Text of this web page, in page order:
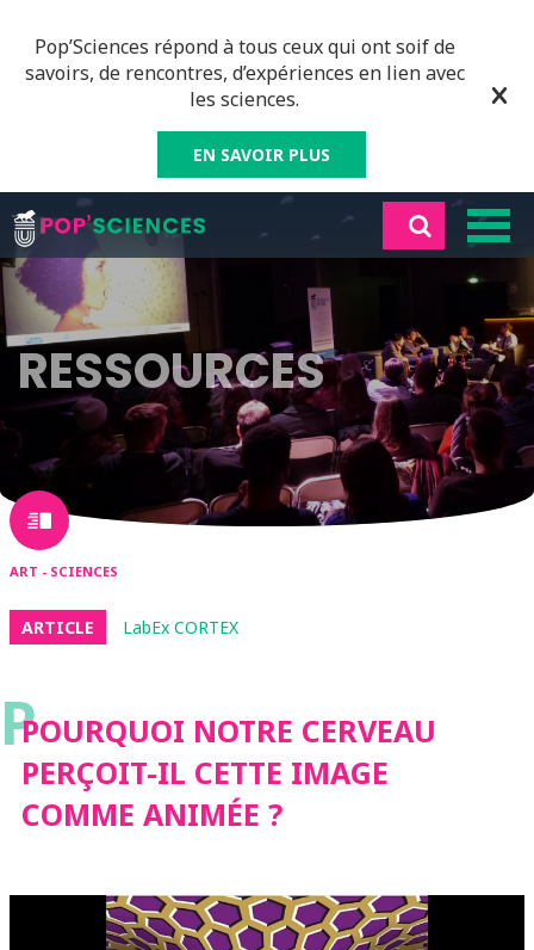
Pop’Sciences répond à tous ceux qui ont soif de
savoirs, de rencontres, d’expériences en lien avec
les sciences.
EN SAVOIR PLUS
RESSOURCES
ART - SCIENCES
ARTICLE LabEx CORTEX
PPOURQUOI NOTRE CERVEAU
PERÇOIT-IL CETTE IMAGE
COMME ANIMÉE ?